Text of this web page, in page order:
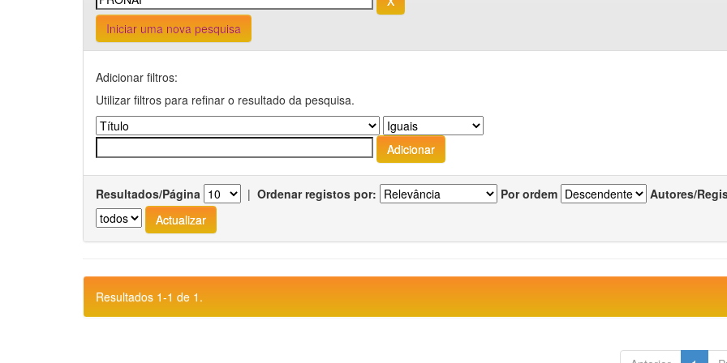
Iniciar uma nova pesquisa
Adicionar filtros:
Utilizar filtros para refinar o resultado da pesquisa.
Resultados/Página | Ordenar registos por: Por ordem Autores/
Resultados 1-1 de 1.